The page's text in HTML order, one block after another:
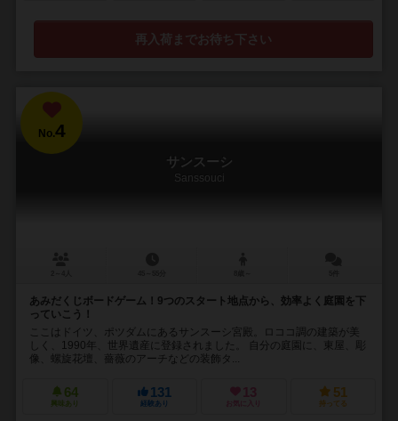
再入荷までお待ち下さい
No.4
サンスーシ
Sanssouci
あみだくじボードゲーム！9つのスタート地点から、効率よく庭園を下
っていこう！
ここはドイツ、ポツダムにあるサンスーシ宮殿。ロココ調の建築が美
しく、1990年、世界遺産に登録されました。 自分の庭園に、東屋、彫
像、螺旋花壇、薔薇のアーチなどの装飾タ...
64
興味あり
131
経験あり
13
お気に入り
51
持ってる